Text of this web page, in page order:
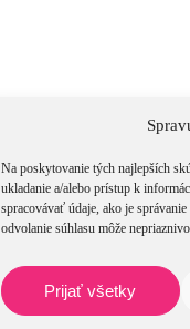
Na poskytovanie tých najlepších
ukladanie a/alebo prístup k
spracovávať údaje, ako je
odvolanie súhlasu môže
Prijať všetky